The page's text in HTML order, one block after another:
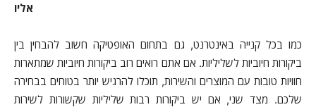
אליו
כמו בכל קנייה באינטרנט, גם בתחום האופטיקה חשוב להבחין בין
ביקורות חיוביות לשליליות. אם אתם רואים רוב ביקורות חיוביות שמתארות
חוויות טובות עם המוצרים והשירות, תוכלו להרגיש יותר בטוחים בבחירה
שלכם. מצד שני, אם יש ביקורות רבות שליליות שקשורות לשירות